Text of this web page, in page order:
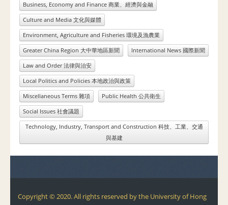
Business, Economy and Finance 商業、經濟與金融
Culture and Media 文化與媒體
Environment, Agriculture and Fisheries 環境及漁農業
Greater China Region 大中華地區新聞
International News 國際新聞
Law and Order 法律與治安
Local Politics and Policies 本地政治與政策
Miscellaneous Terms 雜項
Public Health 公共衛生
Social Issues 社會議題
Technology, Industry, Transport and Construction 科技、工業、交通
與基建
Copyright © 2020. All rights reserved by the University of Hong